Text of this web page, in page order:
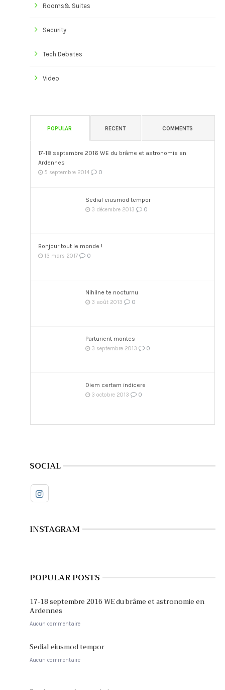
Rooms& Suites
Security
Tech Debates
Video
POPULAR RECENT COMMENTS
17-18 septembre 2016 WE du brâme et astronomie en
Ardennes
5 septembre 2014 0
Sedial eiusmod tempor
3 décembre 2013 0
Bonjour tout le monde !
13 mars 2017 0
Nihilne te nocturnu
3 août 2013 0
Parturient montes
3 septembre 2013 0
Diem certam indicere
3 octobre 2013 0
SOCIAL
INSTAGRAM
POPULAR POSTS
17-18 septembre 2016 WE du brâme et astronomie en
Ardennes
Aucun commentaire
Sedial eiusmod tempor
Aucun commentaire